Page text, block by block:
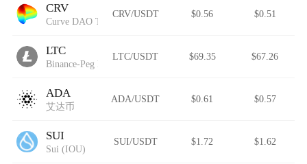
CRV
Curve DAO Token
CRV/USDT $0.56 $0.51
LTC
Binance-Peg Litecoin
LTC/USDT $69.35 $67.26
ADA
艾达币
ADA/USDT $0.61 $0.57
SUI
Sui (IOU)
SUI/USDT $1.72 $1.62